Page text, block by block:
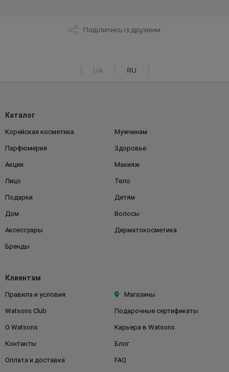
Поділитись із друзями
UA RU
Каталог
Корейская косметика Мужчинам
Парфюмерия Здоровье
Акции Макияж
Лицо Тело
Подарки Детям
Дом Волосы
Аксессуары Дерматокосметика
Бренды
Клиентам
Правила и условия Магазины
Watsons Club Подарочные сертификаты
О Watsons Карьера в Watsons
Контакты Блог
Оплата и доставка FAQ